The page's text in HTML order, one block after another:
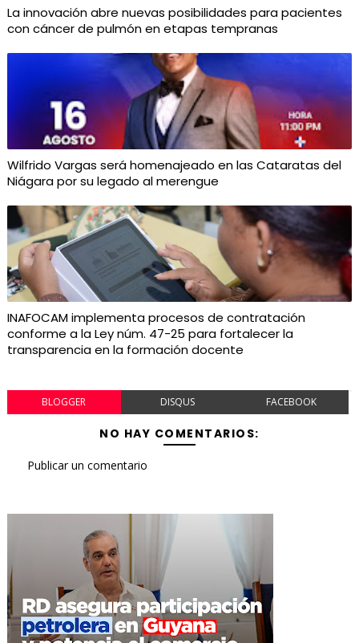
La innovación abre nuevas posibilidades para pacientes
con cáncer de pulmón en etapas tempranas
Wilfrido Vargas será homenajeado en las Cataratas del
Niágara por su legado al merengue
INAFOCAM implementa procesos de contratación
conforme a la Ley núm. 47-25 para fortalecer la
transparencia en la formación docente
BLOGGER DISQUS FACEBOOK
NO HAY COMENTARIOS:
Publicar un comentario